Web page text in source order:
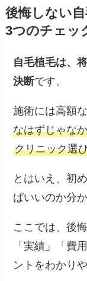
後悔しない
3つのチェッ
自毛植毛は、
決断です。
施術には高額
なはずじゃな
クリニック選
とはいえ、初
ばいいのか分
ここでは、後
「実績」「費
ントをわかり